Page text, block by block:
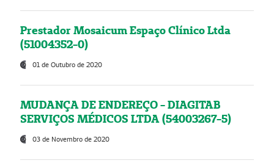
Prestador Mosaicum Espaço Clínico Ltda
(51004352-0)
01 de Outubro de 2020
MUDANÇA DE ENDEREÇO - DIAGITAB
SERVIÇOS MÉDICOS LTDA (54003267-5)
03 de Novembro de 2020